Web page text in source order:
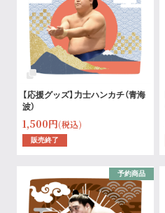
【応援グッズ】力士ハンカチ（青海
波）
1,500円(税込)
販売終了
予約商品